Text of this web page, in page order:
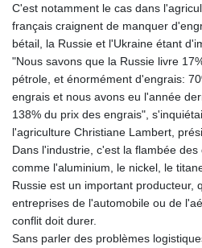
C'est notamment le cas dans
français craignent de manquer
bétail, la Russie et l'Ukraine étant
"Nous savons que la Russie livre
pétrole, et énormément d'engrais:
engrais et nous avons eu l'année
138% du prix des engrais",
l'agriculture Christiane Lambert,
Dans l'industrie, c'est la flambée
comme l'aluminium, le nickel, le
Russie est un important producteur,
entreprises de l'automobile ou de
conflit doit durer.
Sans parler des problèmes